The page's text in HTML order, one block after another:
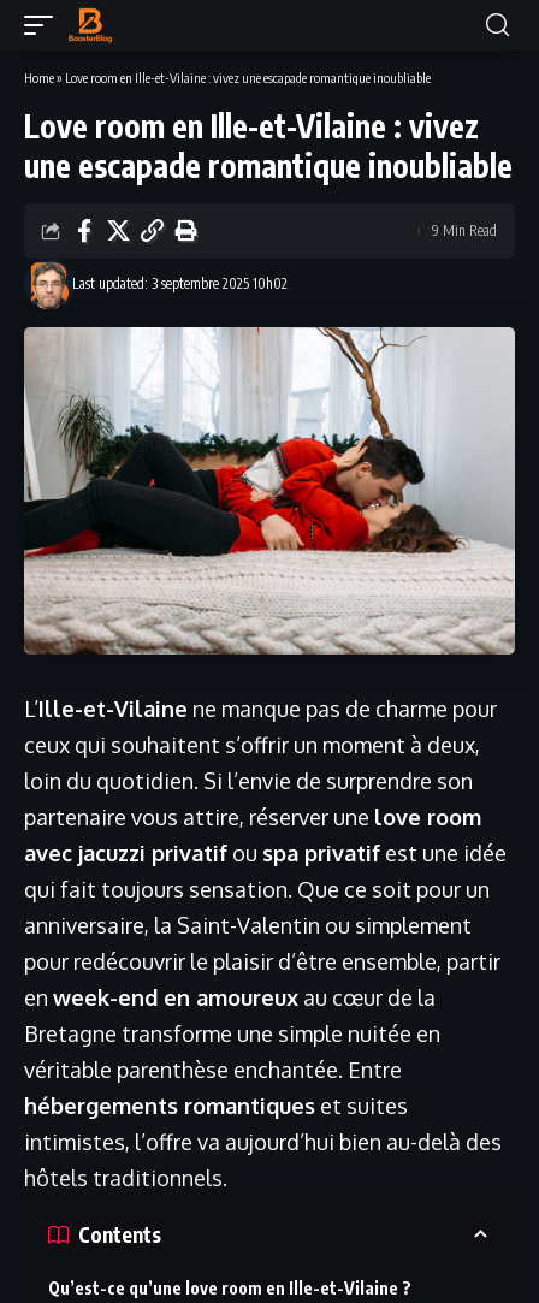
Home» Love room en Ille-et-Vilaine : vivez une escapade romantique inoubliable
Love room en Ille-et-Vilaine : vivez
une escapade romantique inoubliable
Last updated: 3 septembre 2025 10h02
9 Min Read
L’Ille-et-Vilaine ne manque pas de charme pour
ceux qui souhaitent s’offrir un moment à deux,
loin du quotidien. Si l’envie de surprendre son
partenaire vous attire, réserver une love room
avec jacuzzi privatif ou spa privatif est une idée
qui fait toujours sensation. Que ce soit pour un
anniversaire, la Saint-Valentin ou simplement
pour redécouvrir le plaisir d’être ensemble, partir
en week-end en amoureux au cœur de la
Bretagne transforme une simple nuitée en
véritable parenthèse enchantée. Entre
hébergements romantiques et suites
intimistes, l’offre va aujourd’hui bien au-delà des
hôtels traditionnels.
Contents
Qu’est-ce qu’une love room en Ille-et-Vilaine ?